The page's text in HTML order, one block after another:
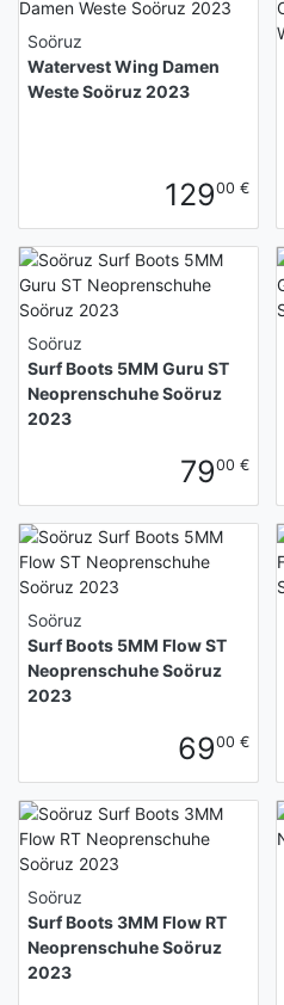
Soöruz
Watervest Wing Damen
Weste Soöruz 2023
12900 €
Soöruz
Surf Boots 5MM Guru ST
Neoprenschuhe Soöruz
2023
7900 €
Soöruz
Surf Boots 5MM Flow ST
Neoprenschuhe Soöruz
2023
6900 €
Soöruz
Surf Boots 3MM Flow RT
Neoprenschuhe Soöruz
2023